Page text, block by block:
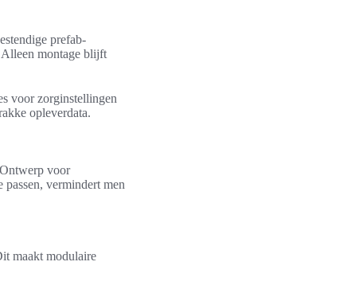
prefab-
montage blijft
voor zorginstellingen
opleverdata.
voor
vermindert men
maakt modulaire